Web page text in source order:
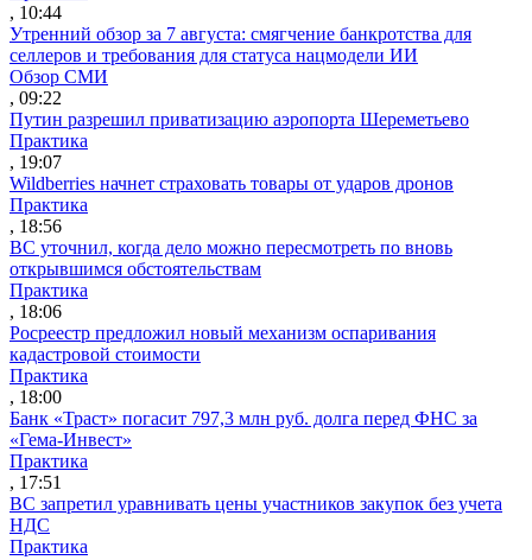
, 10:44
Утренний обзор за 7 августа: смягчение банкротства для
селлеров и требования для статуса нацмодели ИИ
Обзор СМИ
, 09:22
Путин разрешил приватизацию аэропорта Шереметьево
Практика
, 19:07
Wildberries начнет страховать товары от ударов дронов
Практика
, 18:56
ВС уточнил, когда дело можно пересмотреть по вновь
открывшимся обстоятельствам
Практика
, 18:06
Росреестр предложил новый механизм оспаривания
кадастровой стоимости
Практика
, 18:00
Банк «Траст» погасит 797,3 млн руб. долга перед ФНС за
«Гема-Инвест»
Практика
, 17:51
ВС запретил уравнивать цены участников закупок без учета
НДС
Практика